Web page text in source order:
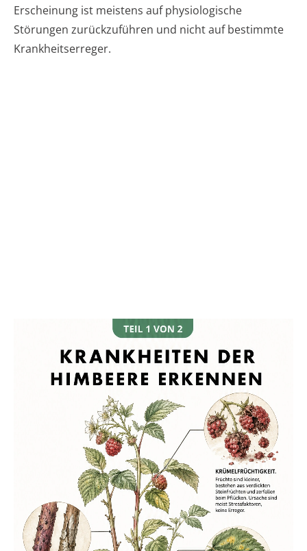
Erscheinung ist meistens auf physiologische
Störungen zurückzuführen und nicht auf bestimmte
Krankheitserreger.